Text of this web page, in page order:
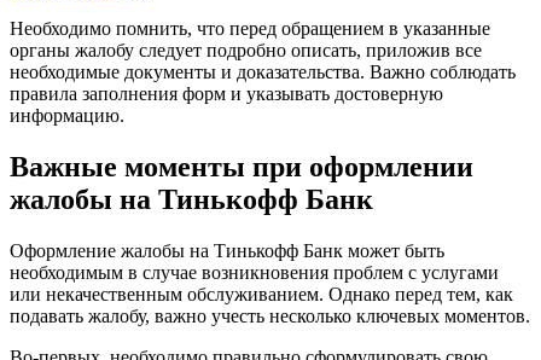
Необходимо помнить, что перед обращением в указанные
органы жалобу следует подробно описать, приложив все
необходимые документы и доказательства. Важно соблюдать
правила заполнения форм и указывать достоверную
информацию.
Важные моменты при оформлении
жалобы на Тинькофф Банк
Оформление жалобы на Тинькофф Банк может быть
необходимым в случае возникновения проблем с услугами
или некачественным обслуживанием. Однако перед тем, как
подавать жалобу, важно учесть несколько ключевых моментов.